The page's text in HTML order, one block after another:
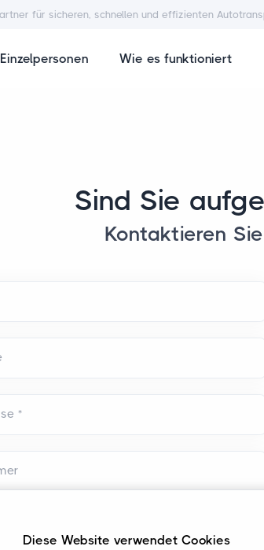
für sicheren, schnellen und effizienten
Wie es funktioniert
Sind Sie
Kontaktieren
*
Diese Website verwendet Cookies